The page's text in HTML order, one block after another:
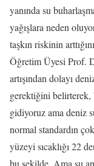
yanında su
yağışlara neden
taşkın riskinin
Öğretim Üyesi Prof.
artışından dolayı
gerektiğini belirterek,
gidiyoruz ama deniz
normal standardın
yüzeyi sıcaklığı 22
bu şekilde. Ama şu